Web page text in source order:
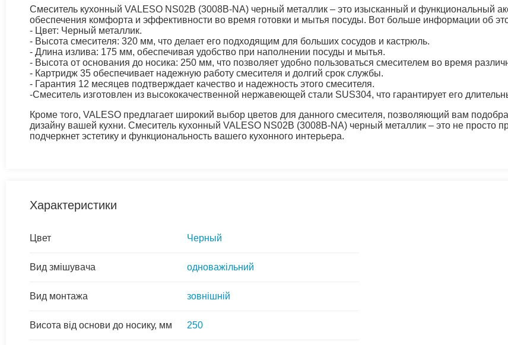
Смеситель кухонный VALESO NS02B (3008B-NA) черный металлик – это изысканный и функциональный
обеспечения комфорта и эффективности во время готовки и мытья посуды. Вот больше информации об
- Цвет: Черный металлик.
- Высота смесителя: 320 мм, что делает его подходящим для больших сосудов и кастрюль.
- Длина излива: 175 мм, обеспечивая удобство при наполнении посуды и мытья.
- Высота от основания до носика: 250 мм, что позволяет удобно пользоваться смесителем во время
- Картридж 35 обеспечивает надежную работу смесителя и долгий срок службы.
- Гарантия 12 месяцев подтверждает качество и надежность этого смесителя.
-Смеситель изготовлен из высококачественной нержавеющей стали SUS304, что гарантирует его
Кроме того, VALESO предлагает широкий выбор цветов для данного смесителя, позволяющий вам
дизайну вашей кухни. Смеситель кухонный VALESO NS02B (3008B-NA) черный металлик – это не просто
подчеркнет эстетику и функциональность вашего кухонного интерьера.
Характеристики
Цвет Черный
Вид змішувача одноважільний
Вид монтажа зовнішній
Висота від основи до носику, мм 250